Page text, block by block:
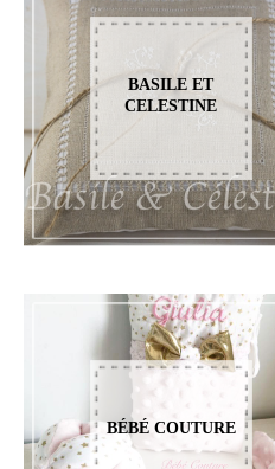
BASILE ET
CELESTINE
BÉBÉ COUTURE